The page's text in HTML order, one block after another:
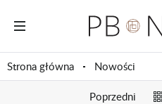
Strona główna Nowości
Poprzedni